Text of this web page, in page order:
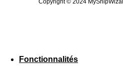
Copyright © 2024
Fonctionnalités